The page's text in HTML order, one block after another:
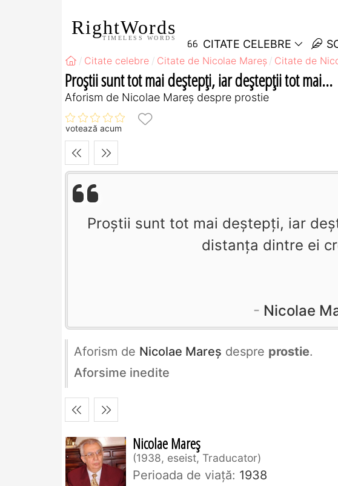
RightWords
TIMELESS WORDS CITATE CELEBRE
Citate celebre Citate de Nicolae Mareș Citate de
Proştii sunt tot mai deştepţi, iar deştepţii tot mai...
Aforism de Nicolae Mareș despre prostie
votează acum
Proştii sunt tot mai deştepţi, iar
distanţa dintre ei
Nicolae
Aforism de Nicolae Mareș despre prostie.
Aforsime inedite
Nicolae Mareș
1938, eseist, Traducator
Perioada de viaţă: 1938